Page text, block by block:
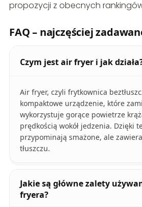
propozycji z obecnych
FAQ – najczęściej
Czym jest air fryer i jak
Air fryer, czyli frytkownica
kompaktowe urządzenie, które
wykorzystuje gorące powietrze
prędkością wokół jedzenia. Dzięki
przypominają smażone, ale
tłuszczu.
Jakie są główne zalety
fryera?